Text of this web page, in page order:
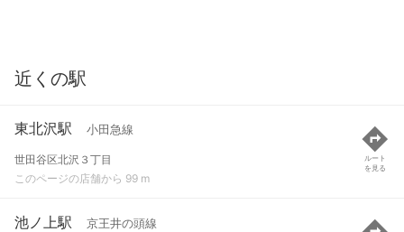
近くの駅
東北沢駅 小田急線
世田谷区北沢３丁目
このページの店舗から 99 m
ルート
を見る
池ノ上駅 京王井の頭線